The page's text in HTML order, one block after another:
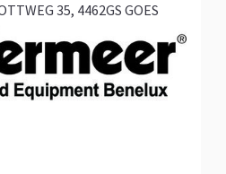
imaginile disponibile
35, 4462GS GOES